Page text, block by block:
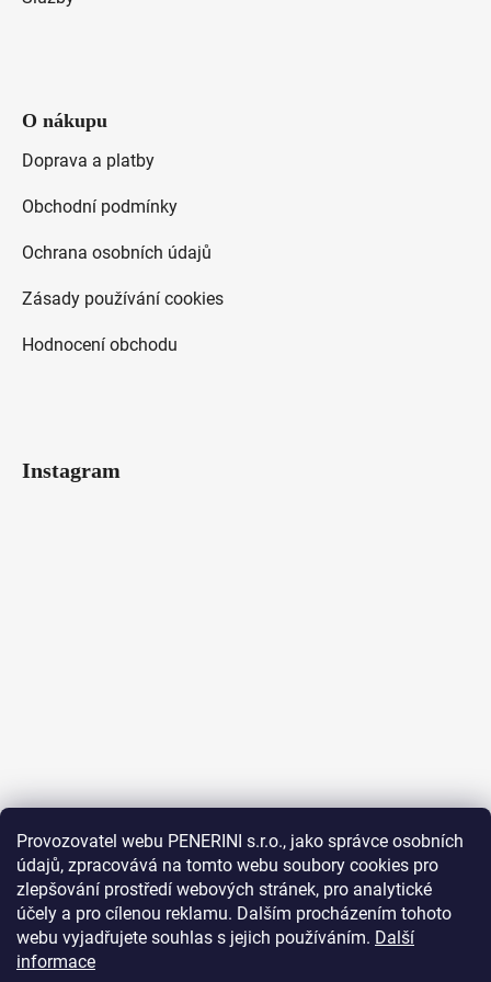
Provozovatel webu PENERINI s.r.o., jako správce osobních
údajů, zpracovává na tomto webu soubory cookies pro
zlepšování prostředí webových stránek, pro analytické
účely a pro cílenou reklamu. Dalším procházením tohoto
webu vyjadřujete souhlas s jejich používáním. Další
informace
O nákupu
Doprava a platby
Obchodní podmínky
Ochrana osobních údajů
Zásady používání cookies
Hodnocení obchodu
Instagram
Sledovat na Instagramu
Facebook